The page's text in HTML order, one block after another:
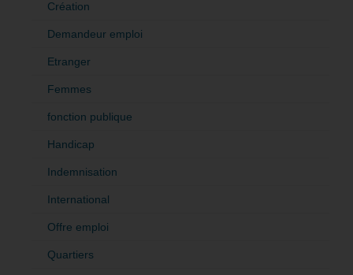
Création
Demandeur emploi
Etranger
Femmes
fonction publique
Handicap
Indemnisation
International
Offre emploi
Quartiers